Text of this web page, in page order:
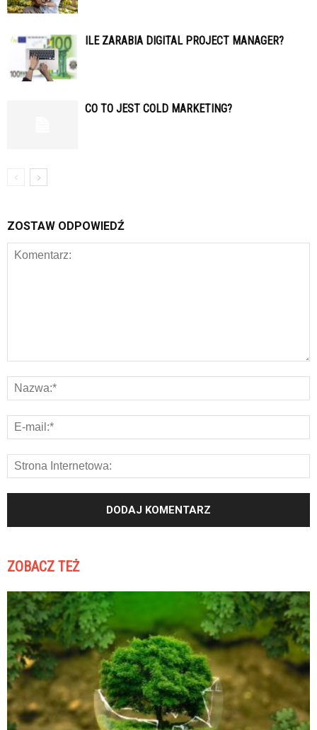
ILE ZARABIA DIGITAL PROJECT MANAGER?
CO TO JEST COLD MARKETING?
ZOSTAW ODPOWIEDŹ
ZOBACZ TEŻ